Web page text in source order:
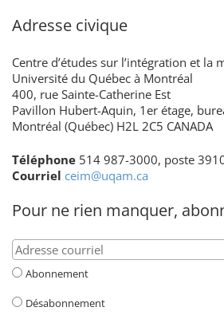
Adresse civique
Centre d’études sur l’intégration et la
Université du Québec à Montréal
400, rue Sainte-Catherine Est
Pavillon Hubert-Aquin, 1er étage,
Montréal (Québec) H2L 2C5 CANADA
Téléphone 514 987-3000, poste
Courriel ceim@uqam.ca
Pour ne rien manquer,
Abonnement
Désabonnement